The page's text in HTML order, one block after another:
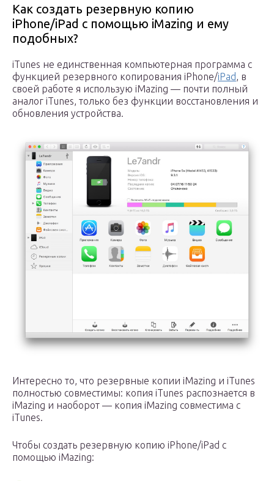
Как создать резервную копию
iPhone/iPad с помощью iMazing и ему
подобных?
iTunes не единственная компьютерная программа с
функцией резервного копирования iPhone/iPad, в
своей работе я использую iMazing — почти полный
аналог iTunes, только без функции восстановления и
обновления устройства.
Интересно то, что резервные копии iMazing и iTunes
полностью совместимы: копия iTunes распознается в
iMazing и наоборот — копия iMazing совместима с
iTunes.
Чтобы создать резервную копию iPhone/iPad с
помощью iMazing: